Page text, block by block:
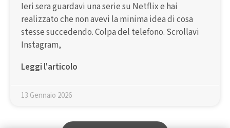
Ieri sera guardavi una serie su Netflix e hai
realizzato che non avevi la minima idea di cosa
stesse succedendo. Colpa del telefono. Scrollavi
Instagram,
Leggi l'articolo
13 Gennaio 2026